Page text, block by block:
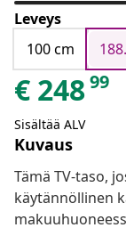
Leveys
100 cm
€ 24899
Sisältää ALV
Kuvaus
Tämä TV-taso,
käytännöllinen